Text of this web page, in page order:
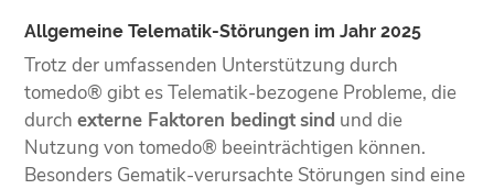
Allgemeine Telematik-Störungen im Jahr 2025
Trotz der umfassenden Unterstützung durch
tomedo® gibt es Telematik-bezogene Probleme, die
durchexterne Faktoren bedingtsind und die
Nutzung von tomedo® beeinträchtigen können.
Besonders Gematik-verursachte Störungen sind eine